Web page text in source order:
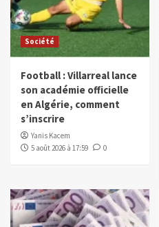
Société
Football : Villarreal lance
son académie officielle
en Algérie, comment
s’inscrire
Yanis Kacem
5 août 2026 à 17:59
0